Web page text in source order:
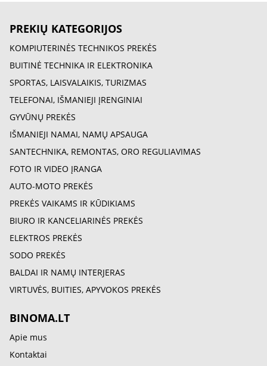
PREKIŲ KATEGORIJOS
KOMPIUTERINĖS TECHNIKOS PREKĖS
BUITINĖ TECHNIKA IR ELEKTRONIKA
SPORTAS, LAISVALAIKIS, TURIZMAS
TELEFONAI, IŠMANIEJI ĮRENGINIAI
GYVŪNŲ PREKĖS
IŠMANIEJI NAMAI, NAMŲ APSAUGA
SANTECHNIKA, REMONTAS, ORO REGULIAVIMAS
FOTO IR VIDEO ĮRANGA
AUTO-MOTO PREKĖS
PREKĖS VAIKAMS IR KŪDIKIAMS
BIURO IR KANCELIARINĖS PREKĖS
ELEKTROS PREKĖS
SODO PREKĖS
BALDAI IR NAMŲ INTERJERAS
VIRTUVĖS, BUITIES, APYVOKOS PREKĖS
BINOMA.LT
Apie mus
Kontaktai